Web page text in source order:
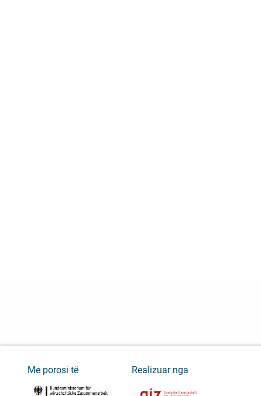
Me porosi të Realizuar nga